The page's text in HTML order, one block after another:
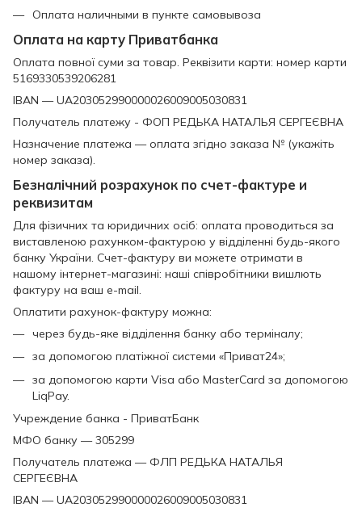
Оплата наличными в пункте самовывоза
Оплата на карту Приватбанка
Оплата повної суми за товар. Реквізити карти: номер карти
5169330539206281
IBAN — UA203052990000026009005030831
Получатель платежу - ФОП РЕДЬКА НАТАЛЬЯ СЕРГЕЄВНА
Назначение платежа — оплата згідно заказа № (укажіть
номер заказа).
Безналічний розрахунок по счет-фактуре и
реквизитам
Для фізичних та юридичних осіб: оплата проводиться за
виставленою рахунком-фактурою у відділенні будь-якого
банку України. Счет-фактуру ви можете отримати в
нашому інтернет-магазині: наші співробітники вишлють
фактуру на ваш e-mail.
Оплатити рахунок-фактуру можна:
через будь-яке відділення банку або терміналу;
за допомогою платіжної системи «Приват24»;
за допомогою карти Visa або MasterCard за допомогою
LiqPay.
Учреждение банка - ПриватБанк
МФО банку — 305299
Получатель платежа — ФЛП РЕДЬКА НАТАЛЬЯ
СЕРГЕЄВНА
IBAN — UA203052990000026009005030831